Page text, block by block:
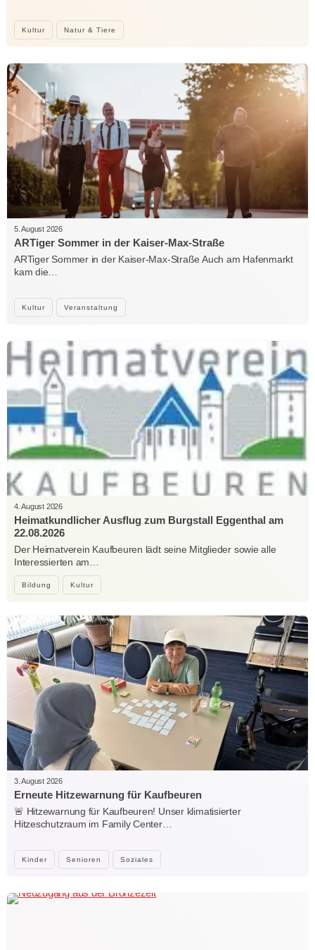
Kultur Natur & Tiere
Kultur Veranstaltung
5. August 2026
ARTiger Sommer in der Kaiser-Max-Straße
ARTiger Sommer in der Kaiser-Max-Straße Auch am Hafenmarkt
kam die…
Bildung Kultur
4. August 2026
Heimatkundlicher Ausflug zum Burgstall Eggenthal am
22.08.2026
Der Heimatverein Kaufbeuren lädt seine Mitglieder sowie alle
Interessierten am…
Kinder Senioren Soziales
3. August 2026
Erneute Hitzewarnung für Kaufbeuren
🚨 Hitzewarnung für Kaufbeuren! Unser klimatisierter
Hitzeschutzraum im Family Center…